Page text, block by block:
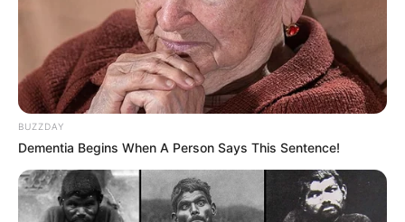
BUZZDAY
Dementia Begins When A Person Says This Sentence!